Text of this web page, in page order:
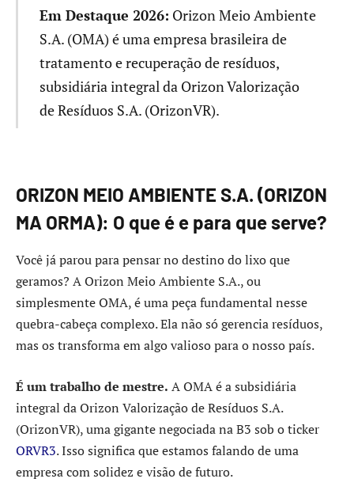
Em Destaque 2026: Orizon Meio Ambiente
S.A. (OMA) é uma empresa brasileira de
tratamento e recuperação de resíduos,
subsidiária integral da Orizon Valorização
de Resíduos S.A. (OrizonVR).
ORIZON MEIO AMBIENTE S.A. (ORIZON
MA ORMA): O que é e para que serve?
Você já parou para pensar no destino do lixo que
geramos? A Orizon Meio Ambiente S.A., ou
simplesmente OMA, é uma peça fundamental nesse
quebra-cabeça complexo. Ela não só gerencia resíduos,
mas os transforma em algo valioso para o nosso país.
É um trabalho de mestre. A OMA é a subsidiária
integral da Orizon Valorização de Resíduos S.A.
(OrizonVR), uma gigante negociada na B3 sob o ticker
ORVR3. Isso significa que estamos falando de uma
empresa com solidez e visão de futuro.